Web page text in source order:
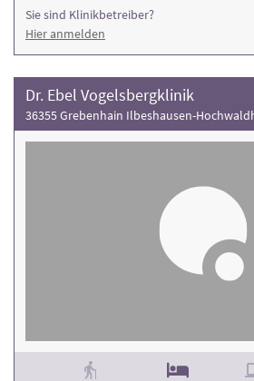
Sie sind Klinikbetreiber?
Hier anmelden
Dr. Ebel Vogelsbergklinik
36355 Grebenhain Ilbeshausen-